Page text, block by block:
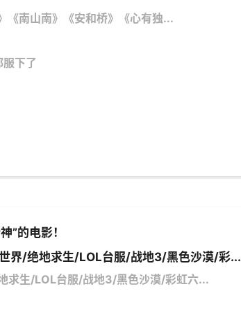
《南山南》《安和桥》《心有独...
下了
”的电影！
界/绝地求生/LOL台服/战地3/黑色沙漠/彩...
求生/LOL台服/战地3/黑色沙漠/彩虹六...